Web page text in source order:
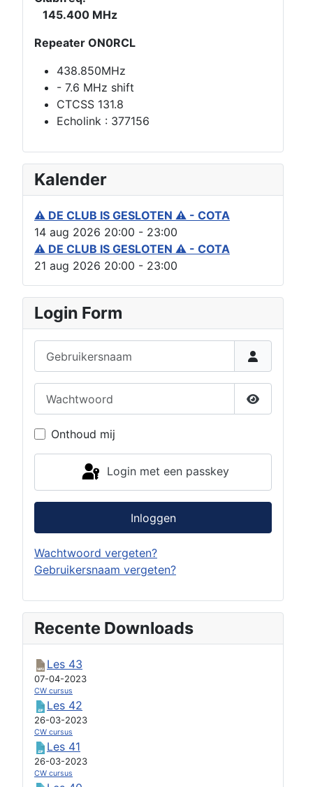
145.400 MHz
Repeater ON0RCL
438.850MHz
- 7.6 MHz shift
CTCSS 131.8
Echolink : 377156
Kalender
⚠ DE CLUB IS GESLOTEN ⚠ - COTA
14 aug 2026 20:00 - 23:00
⚠ DE CLUB IS GESLOTEN ⚠ - COTA
21 aug 2026 20:00 - 23:00
Login Form
Toon
Onthoud mij
Login met een passkey
Inloggen
Wachtwoord vergeten?
Gebruikersnaam vergeten?
Recente Downloads
Les 43
07-04-2023
CW cursus
Les 42
26-03-2023
CW cursus
Les 41
26-03-2023
CW cursus